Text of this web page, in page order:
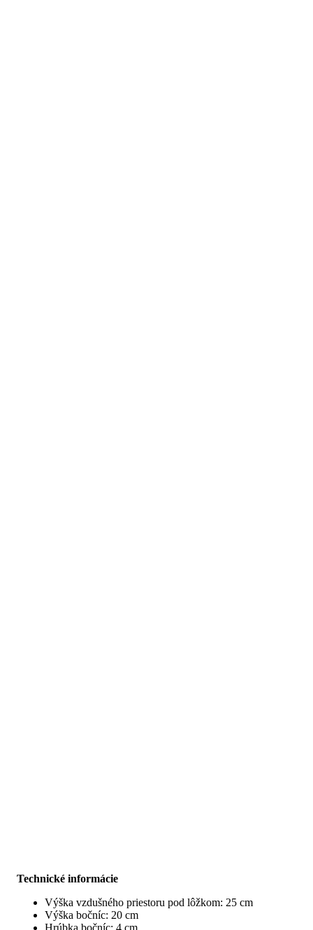
Technické informácie
Výška vzdušného priestoru pod lôžkom: 25 cm
Výška bočníc: 20 cm